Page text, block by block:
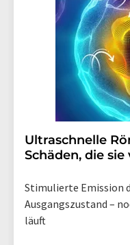
Ultraschnelle
Schäden, die
Stimulierte Emission
Ausgangszustand –
läuft